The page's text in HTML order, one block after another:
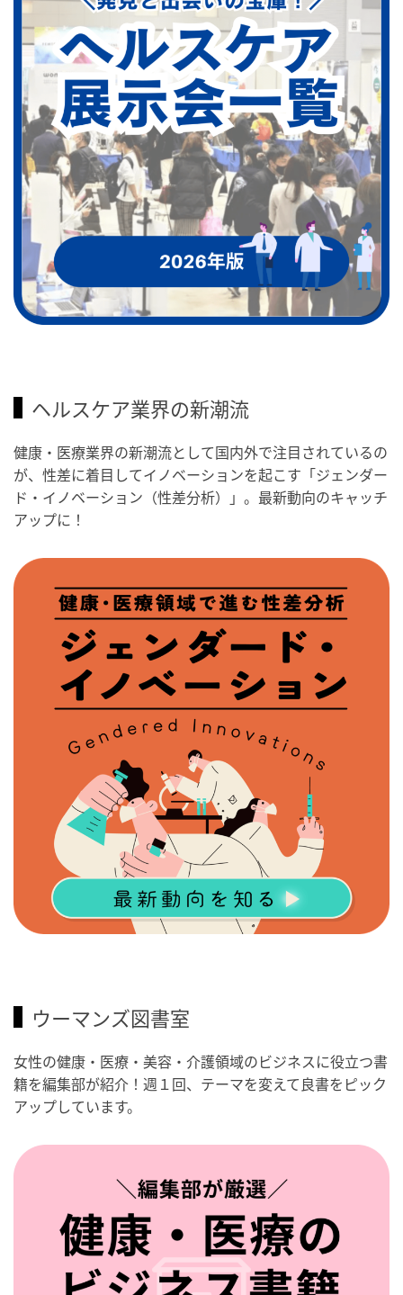
ヘルスケア業界の新潮流
健康・医療業界の新潮流として国内外で注目されているの
が、性差に着目してイノベーションを起こす「ジェンダー
ド・イノベーション（性差分析）」。最新動向のキャッチ
アップに！
ウーマンズ図書室
女性の健康・医療・美容・介護領域のビジネスに役立つ書
籍を編集部が紹介！週１回、テーマを変えて良書をピック
アップしています。